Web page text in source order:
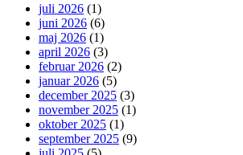
juli 2026 (1)
juni 2026 (6)
maj 2026 (1)
april 2026 (3)
februar 2026 (2)
januar 2026 (5)
december 2025 (3)
november 2025 (1)
oktober 2025 (1)
september 2025 (9)